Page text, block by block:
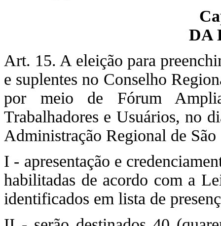
DA
Art. 15. A eleição para
e suplentes no Conselho
por meio de Fórum
Trabalhadores e Usuários, no
Administração Regional de São
I - apresentação e
habilitadas de acordo com a
identificados em lista de